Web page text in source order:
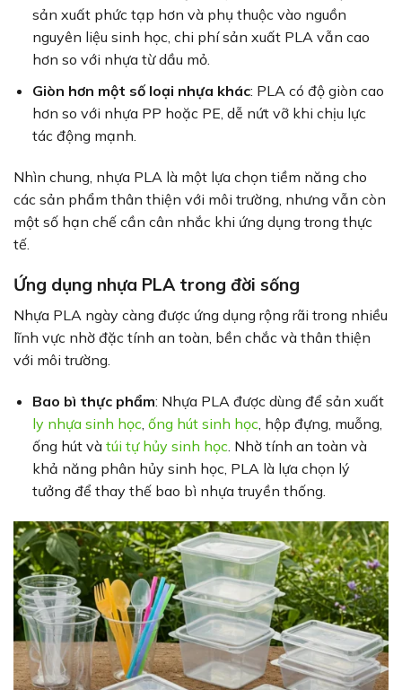
sản xuất phức tạp hơn và phụ thuộc vào nguồn
nguyên liệu sinh học, chi phí sản xuất PLA vẫn cao
hơn so với nhựa từ dầu mỏ.
Giòn hơn một số loại nhựa khác: PLA có độ giòn cao
hơn so với nhựa PP hoặc PE, dễ nứt vỡ khi chịu lực
tác động mạnh.
Nhìn chung, nhựa PLA là một lựa chọn tiềm năng cho
các sản phẩm thân thiện với môi trường, nhưng vẫn còn
một số hạn chế cần cân nhắc khi ứng dụng trong thực
tế.
Ứng dụng nhựa PLA trong đời sống
Nhựa PLA ngày càng được ứng dụng rộng rãi trong nhiều
lĩnh vực nhờ đặc tính an toàn, bền chắc và thân thiện
với môi trường.
Bao bì thực phẩm: Nhựa PLA được dùng để sản xuất
ly nhựa sinh học ống hút sinh học , hộp đựng, muỗng,
ống hút và túi tự hủy sinh học . Nhờ tính an toàn và
khả năng phân hủy sinh học, PLA là lựa chọn lý
tưởng để thay thế bao bì nhựa truyền thống.